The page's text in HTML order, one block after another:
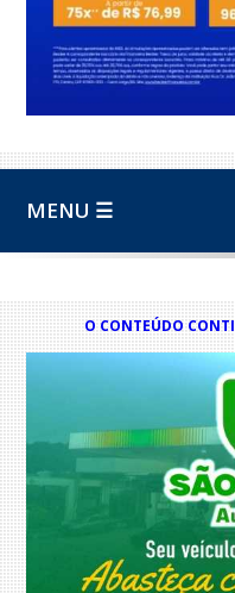
MENU ☰
O CONTEÚDO